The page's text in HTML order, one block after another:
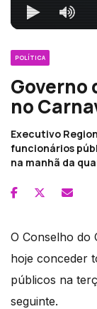
POLÍTICA
Governo
no
Executivo
funcionários
na manhã da
O Conselho do
hoje conceder
públicos na
seguinte.